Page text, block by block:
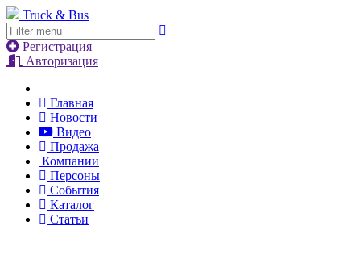
Truck & Bus
Регистрация
Авторизация
Главная
Новости
Видео
Продажа
Компании
Персоны
События
Каталог
Статьи